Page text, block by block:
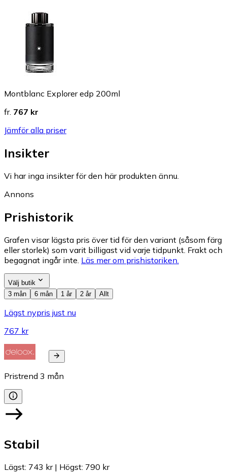
Montblanc Explorer edp 200ml
fr. 767 kr
Jämför alla priser
Insikter
Vi har inga insikter för den här produkten ännu.
Annons
Prishistorik
Grafen visar lägsta pris över tid för den variant (såsom färg
eller storlek) som varit billigast vid varje tidpunkt. Frakt och
begagnat ingår inte. Läs mer om prishistoriken.
Välj butik
3 mån
6 mån 1 år 2 år Allt
Lägst nypris just nu
767 kr
Pristrend 3 mån
Stabil
Lägst: 743 kr| Högst: 790 kr